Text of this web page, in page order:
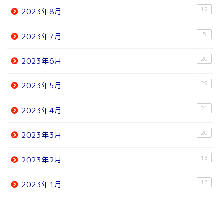
2023年8月 12
2023年7月 5
2023年6月 20
2023年5月 29
2023年4月 21
2023年3月 20
2023年2月 13
2023年1月 17